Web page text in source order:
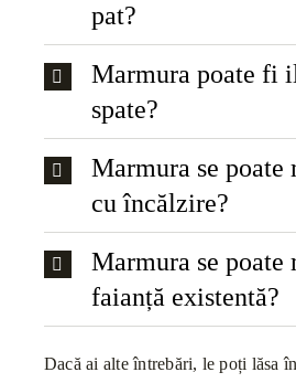
pat?
Marmura poate fi
spate?
Marmura se poate
cu încălzire?
Marmura se poate
faianță existentă?
Dacă ai alte întrebări, le poți lăsa